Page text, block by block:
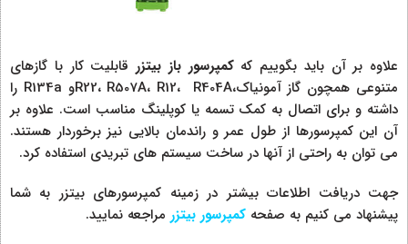
علاوه بر آن باید بگوییم کهکمپرسور باز بیتزر قابلیت کار با گازهای
متنوعی همچون گاز آمونیاک،R22، R507A، R12، R404Aو R134a را
داشته و برای اتصال به کمک تسمه یا کوپلینگ مناسب است. علاوه بر
آن این کمپرسورها از طول عمر و راندمان بالایی نیز برخوردار هستند.
می توان به راحتی از آنها در ساخت سیستم های تبریدی استفاده کرد.
جهت دریافت اطلاعات بیشتر در زمینه کمپرسورهای بیتزر به شما
پیشنهاد می کنیم به صفحه کمپرسور بیتزر مراجعه نمایید.